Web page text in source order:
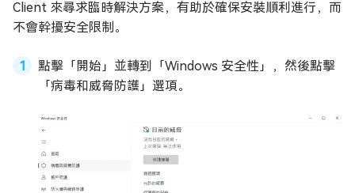
Client 來尋求臨時解決方案，有助於確保安裝順利進行，而
不會幹擾安全限制。
點擊「開始」並轉到「Windows 安全性」，然後點擊
「病毒和威脅防護」選項。